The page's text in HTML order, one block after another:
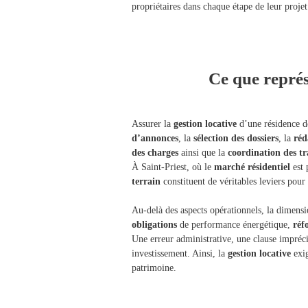
propriétaires dans chaque étape de leur
Ce que
Assurer la gestion locative d’une résidence
d’annonces, la sélection des dossiers, la
des charges ainsi que la coordination des
À Saint-Priest, où le marché résidentiel est
terrain constituent de véritables leviers
Au-delà des aspects opérationnels, la
obligations de performance énergétique,
Une erreur administrative, une clause
investissement. Ainsi, la gestion locative
patrimoine.